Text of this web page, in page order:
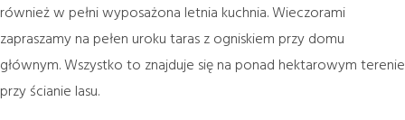
również w pełni wyposażona letnia kuchnia. Wieczorami
zapraszamy na pełen uroku taras z ogniskiem przy domu
głównym. Wszystko to znajduje się na ponad hektarowym terenie
przy ścianie lasu.